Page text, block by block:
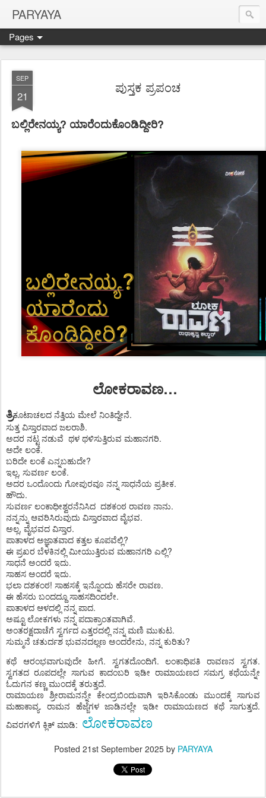
PARYAYA
Pages
SEP
21
ಪುಸ್ತಕ ಪ್ರಪಂಚ
ಬಲ್ಲಿರೇನಯ್ಯ? ಯಾರೆಂದುಕೊಂಡಿದ್ದೀರಿ?
ಲೋಕರಾವಣ…
ತ್ರಿಕೂಟಾಚಲದ ನೆತ್ತಿಯ ಮೇಲೆ ನಿಂತಿದ್ದೇನೆ.
ಸುತ್ತ ವಿಸ್ತಾರವಾದ ಜಲರಾಶಿ.
ಅದರ ನಟ್ಟ ನಡುವೆ ಥಳ ಥಳಿಸುತ್ತಿರುವ ಮಹಾನಗರಿ.
ಅದೇ ಲಂಕೆ.
ಬರಿದೇ ಲಂಕೆ ಎನ್ನಬಹುದೇ?
ಇಲ್ಲ, ಸುವರ್ಣ ಲಂಕೆ.
ಅದರ ಒಂದೊಂದು ಗೋಪುರವೂ ನನ್ನ ಸಾಧನೆಯ ಪ್ರತೀಕ.
ಹೌದು.
ಸುವರ್ಣ ಲಂಕಾಧೀಶ್ವರನೆನಿಸಿದ ದಶಕಂಠ ರಾವಣ ನಾನು.
ನನ್ನನ್ನು ಆವರಿಸಿರುವುದು ವಿಸ್ತಾರವಾದ ವೈಭವ.
ಅಲ್ಲ, ವೈಭವದ ವಿಸ್ತಾರ.
ಪಾತಾಳದ ಅಜ್ಞಾತವಾದ ಕತ್ತಲ ಕೂಪವೆಲ್ಲಿ?
ಈ ಪ್ರಖರ ಬೆಳಕಿನಲ್ಲಿ ಮೀಯುತ್ತಿರುವ ಮಹಾನಗರಿ ಎಲ್ಲಿ?
ಸಾಧನೆ ಅಂದರೆ ಇದು.
ಸಾಹಸ ಅಂದರೆ ಇದು.
ಭಲಾ ದಶಕಂಠ! ಸಾಹಸಕ್ಕೆ ಇನ್ನೊಂದು ಹೆಸರೇ ರಾವಣ.
ಈ ಹೆಸರು ಬಂದದ್ದೂ ಸಾಹಸದಿಂದಲೇ.
ಪಾತಾಳದ ಆಳದಲ್ಲಿ ನನ್ನ ಪಾದ.
ಅಷ್ಟೂ ಲೋಕಗಳು ನನ್ನ ಪದಾಕ್ರಾಂತವಾಗಿವೆ.
ಅಂತರಕ್ಷದಾಚೆಗೆ ಸ್ವರ್ಗದ ಎತ್ತರದಲ್ಲಿ ನನ್ನ ಮಣಿ ಮುಕುಟ.
ಸುಮ್ಮನೆ ಚತುರ್ದಶ ಭುವನದಲ್ಲಣ ಅಂದರೇನು, ನನ್ನ ಕುರಿತು?
ಕಥೆ ಆರಂಭವಾಗುವುದೇ ಹೀಗೆ. ಸ್ವಗತದೊಂದಿಗೆ. ಲಂಕಾಧಿಪತಿ ರಾವಣನ ಸ್ವಗತ.
ಸ್ವಗತದ ರೂಪದಲ್ಲೇ ಸಾಗುವ ಕಾದಂಬರಿ ಇಡೀ ರಾಮಾಯಣದ ಸಮಗ್ರ ಕಥೆಯನ್ನೇ
ಓದುಗನ ಕಣ್ಣ ಮುಂದಕ್ಕೆ ತರುತ್ತದೆ.
ರಾಮಾಯಣ ಶ್ರೀರಾಮನನ್ನೇ ಕೇಂದ್ರಬಿಂದುವಾಗಿ ಇರಿಸಿಕೊಂಡು ಮುಂದಕ್ಕೆ ಸಾಗುವ
ಮಹಾಕಾವ್ಯ. ರಾಮನ ಹೆಜ್ಜೆಗಳ ಜಾಡಿನಲ್ಲೇ ಇಡೀ ರಾಮಾಯಣದ ಕಥೆ ಸಾಗುತ್ತದೆ.
ವಿವರಗಳಿಗೆ ಕ್ಲಿಕ್‌ ಮಾಡಿ: ಲೋಕರಾವಣ
Posted 21st September 2025by PARYAYA